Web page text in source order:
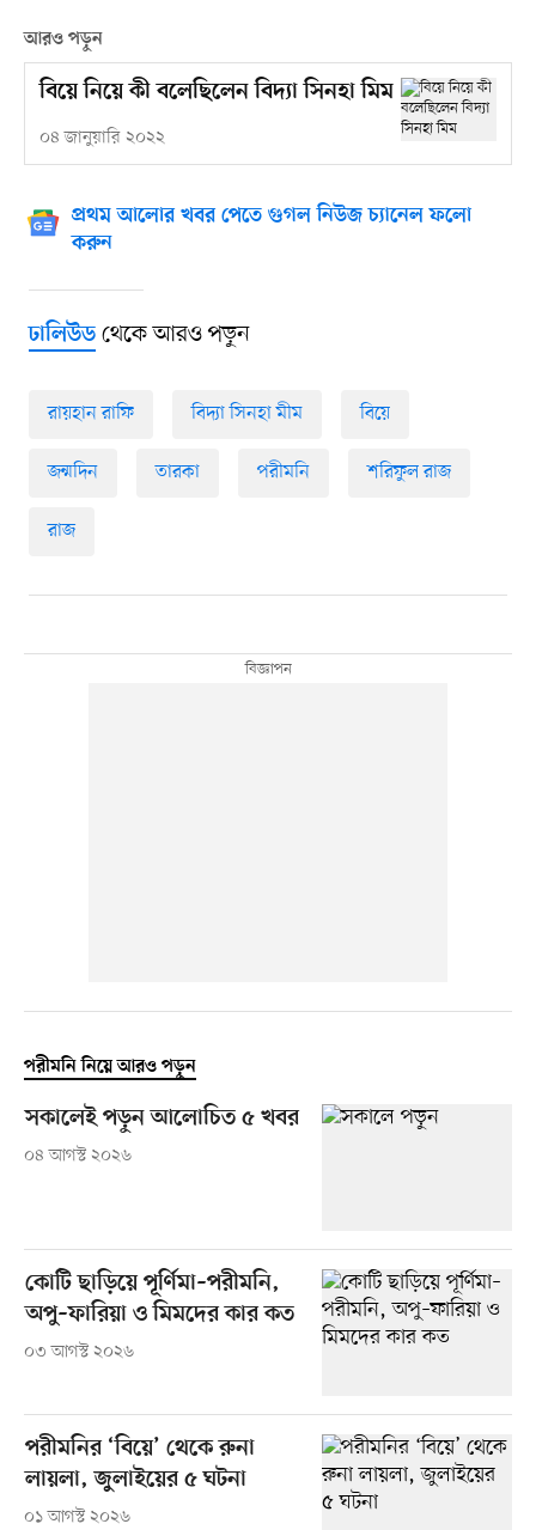
আরও পড়ুন
বিয়ে নিয়ে কী বলেছিলেন বিদ্যা সিনহা মিম
০৪ জানুয়ারি ২০২২
প্রথম আলোর খবর পেতে গুগল নিউজ চ্যানেল ফলো
করুন
ঢালিউডথেকে আরও পড়ুন
রায়হান রাফি বিদ্যা সিনহা মীম বিয়ে
জন্মদিন তারকা পরীমনি শরিফুল রাজ
রাজ
পরীমনি নিয়ে আরও পড়ুন
সকালেই পড়ুন আলোচিত ৫ খবর
০৪ আগস্ট ২০২৬
কোটি ছাড়িয়ে পূর্ণিমা–পরীমনি,
অপু–ফারিয়া ও মিমদের কার কত
০৩ আগস্ট ২০২৬
পরীমনির ‘বিয়ে’ থেকে রুনা
লায়লা, জুলাইয়ের ৫ ঘটনা
০১ আগস্ট ২০২৬